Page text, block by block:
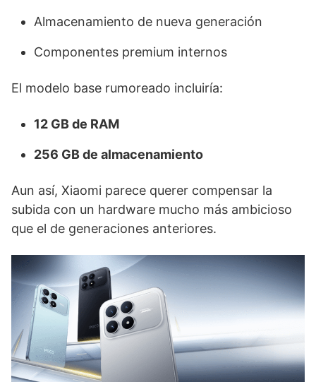
Almacenamiento de nueva generación
Componentes premium internos
El modelo base rumoreado incluiría:
12 GB de RAM
256 GB de almacenamiento
Aun así, Xiaomi parece querer compensar la
subida con un hardware mucho más ambicioso
que el de generaciones anteriores.